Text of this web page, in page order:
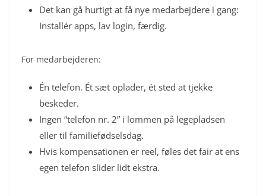
Det kan gå hurtigt at få nye medarbejdere i gang:
Installér apps, lav login, færdig.
For medarbejderen:
Én telefon. Ét sæt oplader, ét sted at tjekke
beskeder.
Ingen “telefon nr. 2” i lommen på legepladsen
eller til familiefødselsdag.
Hvis kompensationen er reel, føles det fair at ens
egen telefon slider lidt ekstra.